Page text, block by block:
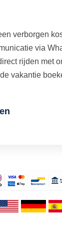
verborgen
via
rijden met
vakantie